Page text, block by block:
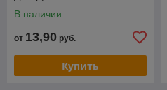
В наличии
от 13,90 руб.
Купить